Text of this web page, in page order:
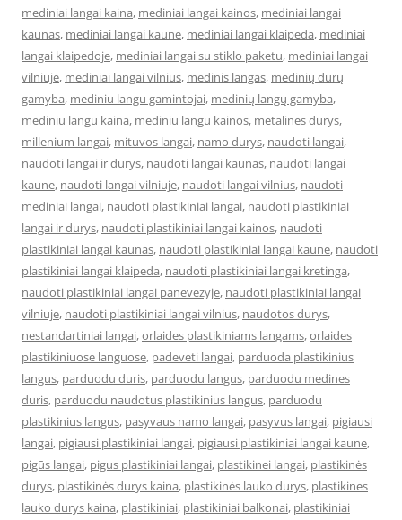
mediniai langai kaina, mediniai langai kainos, mediniai langai
kaunas, mediniai langai kaune, mediniai langai klaipeda, mediniai
langai klaipedoje, mediniai langai su stiklo paketu, mediniai langai
vilniuje, mediniai langai vilnius, medinis langas, medinių durų
gamyba, mediniu langu gamintojai, medinių langų gamyba,
mediniu langu kaina, mediniu langu kainos, metalines durys,
millenium langai, mituvos langai, namo durys, naudoti langai,
naudoti langai ir durys, naudoti langai kaunas, naudoti langai
kaune, naudoti langai vilniuje, naudoti langai vilnius, naudoti
mediniai langai, naudoti plastikiniai langai, naudoti plastikiniai
langai ir durys, naudoti plastikiniai langai kainos, naudoti
plastikiniai langai kaunas, naudoti plastikiniai langai kaune, naudoti
plastikiniai langai klaipeda, naudoti plastikiniai langai kretinga,
naudoti plastikiniai langai panevezyje, naudoti plastikiniai langai
vilniuje, naudoti plastikiniai langai vilnius, naudotos durys,
nestandartiniai langai,orlaides plastikiniams langams,orlaides
plastikiniuose languose, padeveti langai, parduoda plastikinius
langus, parduodu duris, parduodu langus, parduodu medines
duris, parduodu naudotus plastikinius langus, parduodu
plastikinius langus, pasyvaus namo langai, pasyvus langai, pigiausi
langai, pigiausi plastikiniai langai, pigiausi plastikiniai langai kaune,
pigūs langai, pigus plastikiniai langai, plastikinei langai, plastikinės
durys, plastikinės durys kaina, plastikinės lauko durys, plastikines
lauko durys kaina, plastikiniai, plastikiniai balkonai, plastikiniai